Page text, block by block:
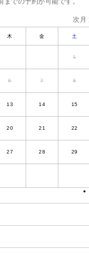
木 金 土
1
6 7 8
13 14 15
20 21 22
27 28 29